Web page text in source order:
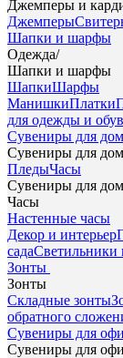
Джемперы и
Джемперы
Шапки и шарфы
Одежда/
Шапки и шарфы
ШапкиШарфы
МанишкиПлатки
для одежды и
Сувениры для
Сувениры для
ПледыЧасы
Сувениры для
Часы
Настенные часы
Декор и интерьер
сада
Зонты
Зонты
Складные зонты
обратного
Сувениры для
Сувениры для